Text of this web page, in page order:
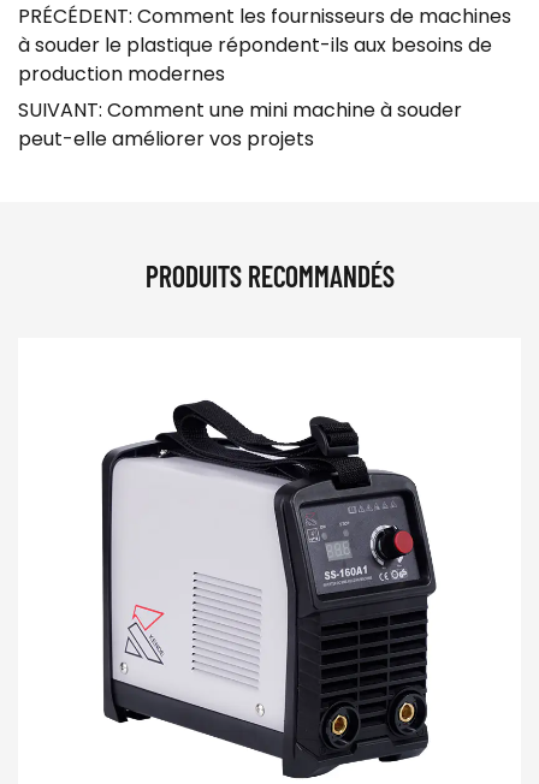
PRÉCÉDENT: Comment les fournisseurs de machines
à souder le plastique répondent-ils aux besoins de
production modernes
SUIVANT: Comment une mini machine à souder
peut-elle améliorer vos projets
PRODUITS RECOMMANDÉS